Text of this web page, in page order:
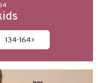
134-164